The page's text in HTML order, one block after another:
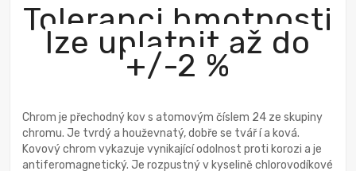
Toleranci hmotnosti
lze uplatnit až do
+/-2 %
Chrom je přechodný kov s atomovým číslem 24 ze skupiny
chromu. Je tvrdý a houževnatý, dobře se tvář í a ková.
Kovový chrom vykazuje vynikající odolnost proti korozi a je
antiferomagnetický. Je rozpustný v kyselině chlorovodíkové